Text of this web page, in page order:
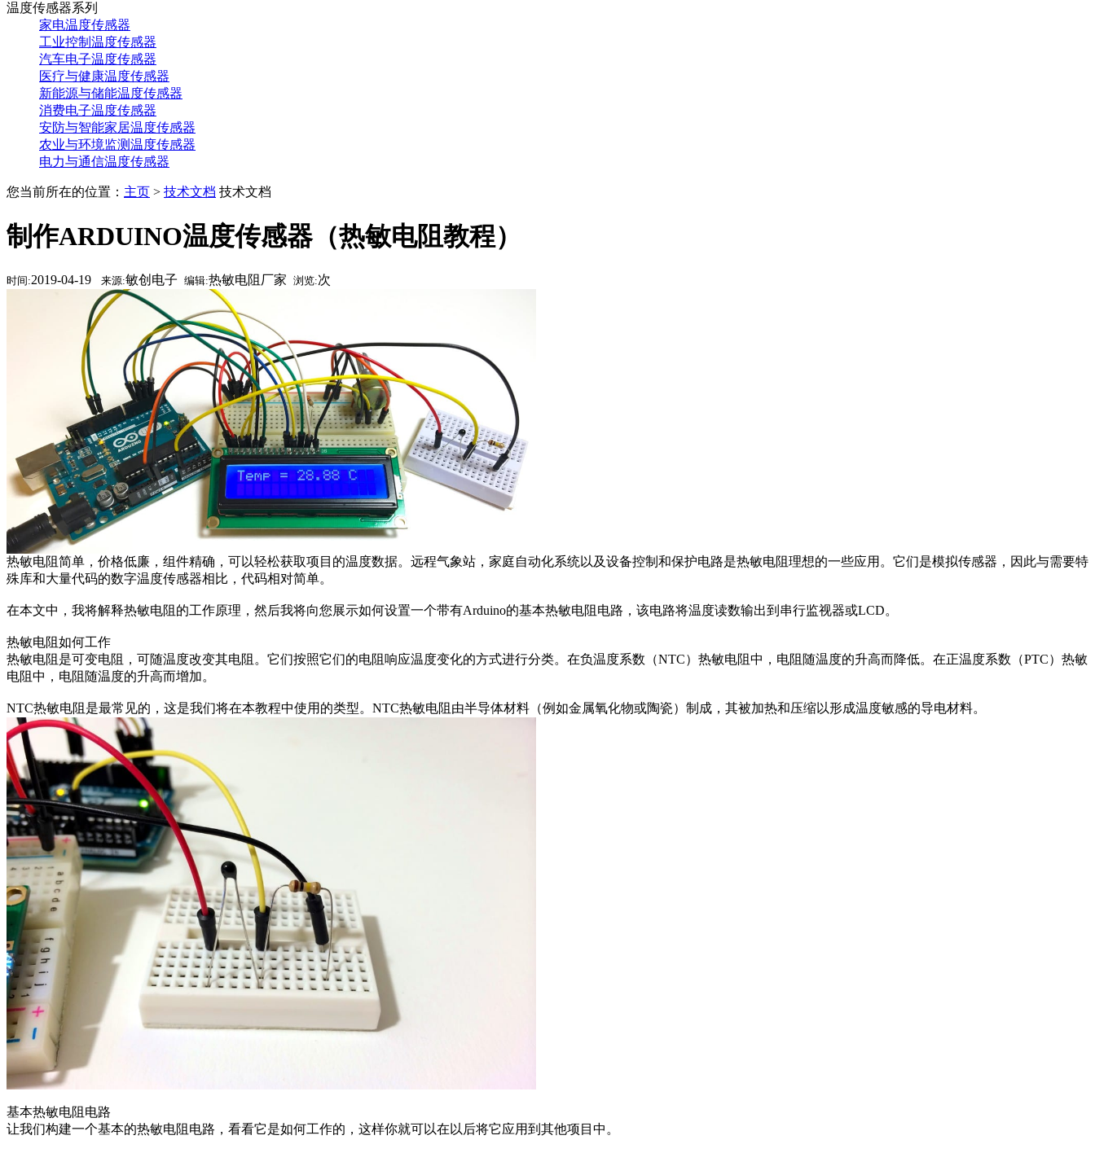
温度传感器系列
家电温度传感器
工业控制温度传感器
汽车电子温度传感器
医疗与健康温度传感器
新能源与储能温度传感器
消费电子温度传感器
安防与智能家居温度传感器
农业与环境监测温度传感器
电力与通信温度传感器
您当前所在的位置： 主页 > 技术文档 技术文档
制作ARDUINO温度传感器（热敏电阻教程）
时间:2019-04-19 来源:敏创电子 编辑:热敏电阻厂家 浏览:次
热敏电阻简单，价格低廉，组件精确，可以轻松获取项目的温度数据。远程气象站，家庭自动化系统以及设备控制和保护电路是热敏电阻理想的一些应用。它们是模拟传感器，因此与需要特
殊库和大量代码的数字温度传感器相比，代码相对简单。
在本文中，我将解释热敏电阻的工作原理，然后我将向您展示如何设置一个带有Arduino的基本热敏电阻电路，该电路将温度读数输出到串行监视器或LCD。
热敏电阻如何工作
热敏电阻是可变电阻，可随温度改变其电阻。它们按照它们的电阻响应温度变化的方式进行分类。在负温度系数（NTC）热敏电阻中，电阻随温度的升高而降低。在正温度系数（PTC）热敏
电阻中，电阻随温度的升高而增加。
NTC热敏电阻是最常见的，这是我们将在本教程中使用的类型。NTC热敏电阻由半导体材料（例如金属氧化物或陶瓷）制成，其被加热和压缩以形成温度敏感的导电材料。
基本热敏电阻电路
让我们构建一个基本的热敏电阻电路，看看它是如何工作的，这样你就可以在以后将它应用到其他项目中。